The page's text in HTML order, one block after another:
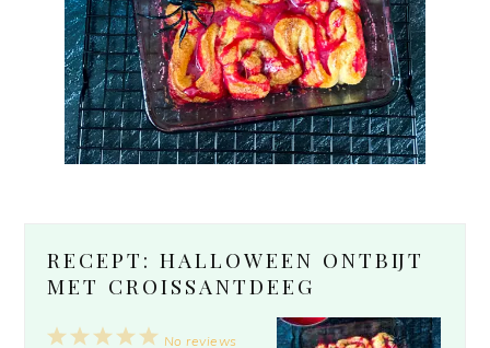
RECEPT: HALLOWEEN ONTBIJT
MET CROISSANTDEEG
5
4
3
2
1
No reviews